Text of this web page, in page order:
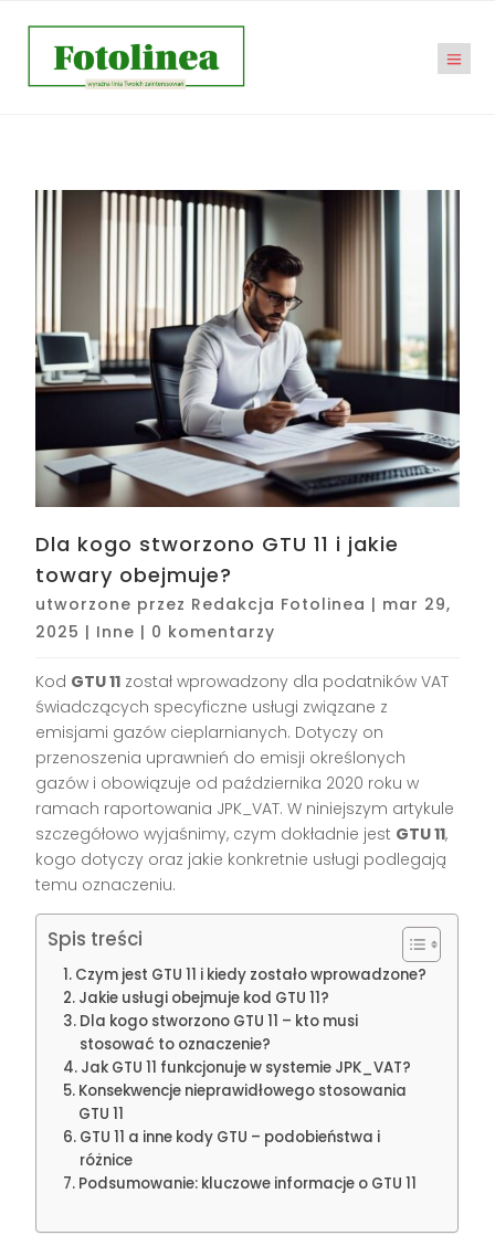
Dla kogo stworzono GTU 11 i jakie
towary obejmuje?
utworzone przez Redakcja Fotolinea | mar 29,
2025 | Inne | 0 komentarzy
Kod GTU 11 został wprowadzony dla podatników VAT
świadczących specyficzne usługi związane z
emisjami gazów cieplarnianych. Dotyczy on
przenoszenia uprawnień do emisji określonych
gazów i obowiązuje od października 2020 roku w
ramach raportowania JPK_VAT. W niniejszym artykule
szczegółowo wyjaśnimy, czym dokładnie jest GTU 11,
kogo dotyczy oraz jakie konkretnie usługi podlegają
temu oznaczeniu.
Spis treści
Czym jest GTU 11 i kiedy zostało wprowadzone?
Jakie usługi obejmuje kod GTU 11?
Dla kogo stworzono GTU 11 – kto musi
stosować to oznaczenie?
Jak GTU 11 funkcjonuje w systemie JPK_VAT?
Konsekwencje nieprawidłowego stosowania
GTU 11
GTU 11 a inne kody GTU – podobieństwa i
różnice
Podsumowanie: kluczowe informacje o GTU 11